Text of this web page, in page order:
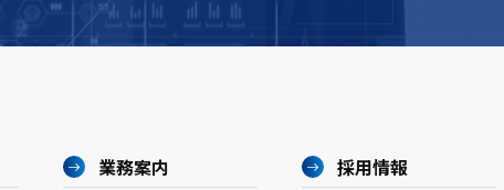
業務案内
採用情報